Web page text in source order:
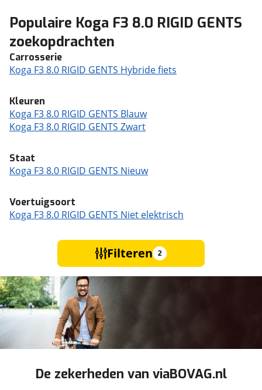
Populaire Koga F3 8.0 RIGID GENTS
zoekopdrachten
Carrosserie
Koga F3 8.0 RIGID GENTS Hybride fiets
Kleuren
Koga F3 8.0 RIGID GENTS Blauw
Koga F3 8.0 RIGID GENTS Zwart
Staat
Koga F3 8.0 RIGID GENTS Nieuw
Voertuigsoort
Koga F3 8.0 RIGID GENTS Niet elektrisch
Filteren 2
De zekerheden van viaBOVAG.nl